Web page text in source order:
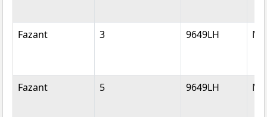
Fazant 3 9649LH
Fazant 5 9649LH